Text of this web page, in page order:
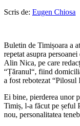
Scris de: Eugen Chiosa
Buletin de Timișoara a
repetat asupra
Alin Nica, pe care
“Țăranul“, fiind
a fost rebotezat “Pilosul
Ei bine, pierderea unor
Timiș, l-a făcut pe șeful
nou, personalitatea